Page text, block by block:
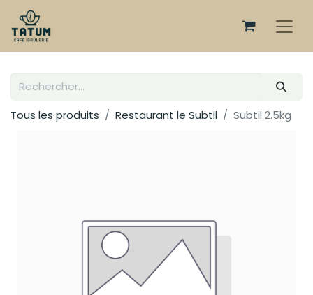
Tous les produits Restaurant le Subtil Subtil 2.5kg